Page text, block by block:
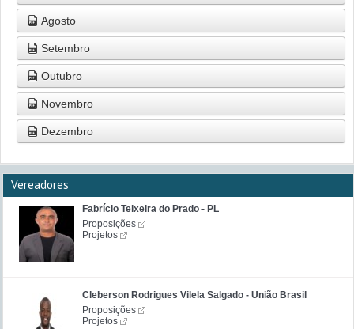
Agosto
Setembro
Outubro
Novembro
Dezembro
Vereadores
Fabrício Teixeira do Prado - PL
Proposições
Projetos
Cleberson Rodrigues Vilela Salgado - União Brasil
Proposições
Projetos